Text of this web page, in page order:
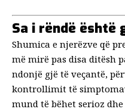
Sa i rëndë është
Shumica e njerëzve që
më mirë pas disa ditësh
ndonjë gjë të veçantë,
kontrollimit të
mund të bëhet serioz dhe